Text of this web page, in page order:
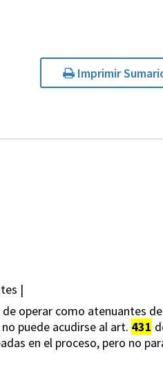
Imprimir
|
de operar como atenuantes
puede acudirse al art. 431
en el proceso, pero no